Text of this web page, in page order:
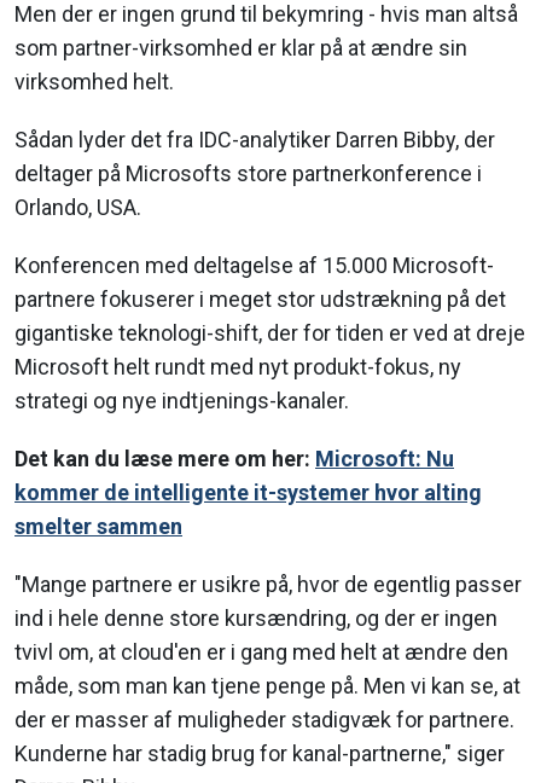
Men der er ingen grund til bekymring - hvis man altså
som partner-virksomhed er klar på at ændre sin
virksomhed helt.
Sådan lyder det fra IDC-analytiker Darren Bibby, der
deltager på Microsofts store partnerkonference i
Orlando, USA.
Konferencen med deltagelse af 15.000 Microsoft-
partnere fokuserer i meget stor udstrækning på det
gigantiske teknologi-shift, der for tiden er ved at dreje
Microsoft helt rundt med nyt produkt-fokus, ny
strategi og nye indtjenings-kanaler.
Det kan du læse mere om her: Microsoft: Nu
kommer de intelligente it-systemer hvor alting
smelter sammen
"Mange partnere er usikre på, hvor de egentlig passer
ind i hele denne store kursændring, og der er ingen
tvivl om, at cloud'en er i gang med helt at ændre den
måde, som man kan tjene penge på. Men vi kan se, at
der er masser af muligheder stadigvæk for partnere.
Kunderne har stadig brug for kanal-partnerne," siger